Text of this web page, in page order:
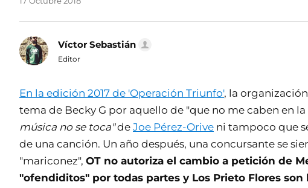
Víctor Sebastián
Editor
En la edición 2017 de 'Operación Triunfo', la
tema de Becky G por aquello de "que no me caben en
música no se toca"de Joe Pérez-Orive ni tampoco que
de una canción. Un año después, una concursante se
"mariconez", OT no autoriza el cambio a petición de
"ofendiditos" por todas partes y Los Prieto Flores